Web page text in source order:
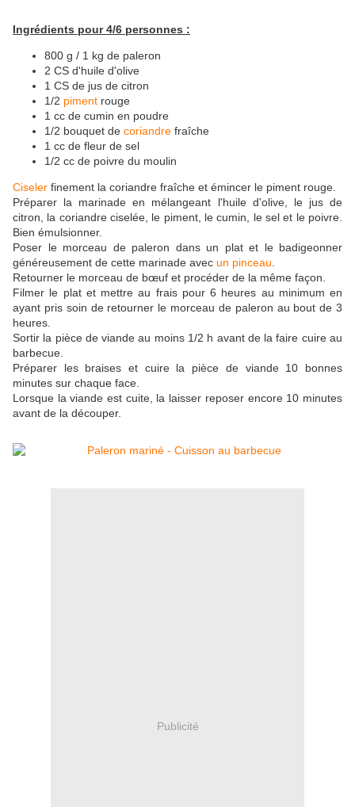
Ingrédients pour 4/6 personnes :
800 g / 1 kg de paleron
2 CS d'huile d'olive
1 CS de jus de citron
1/2 piment rouge
1 cc de cumin en poudre
1/2 bouquet de coriandre fraîche
1 cc de fleur de sel
1/2 cc de poivre du moulin
Ciseler finement la coriandre fraîche et émincer le piment rouge.
Préparer la marinade en mélangeant l'huile d'olive, le jus de
citron, la coriandre ciselée, le piment, le cumin, le sel et le poivre.
Bien émulsionner.
Poser le morceau de paleron dans un plat et le badigeonner
généreusement de cette marinade avec un pinceau
Retourner le morceau de bœuf et procéder de la même façon.
Filmer le plat et mettre au frais pour 6 heures au minimum en
ayant pris soin de retourner le morceau de paleron au bout de 3
heures.
Sortir la pièce de viande au moins 1/2 h avant de la faire cuire au
barbecue.
Préparer les braises et cuire la pièce de viande 10 bonnes
minutes sur chaque face.
Lorsque la viande est cuite, la laisser reposer encore 10 minutes
avant de la découper.
Publicité